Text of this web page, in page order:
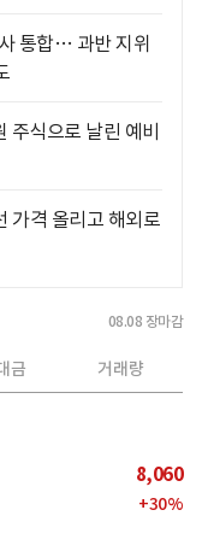
통합… 과반 지위
식으로 날린 예비
가격 올리고 해외로
08.08 장마감
금 거래량
8,060
+30%